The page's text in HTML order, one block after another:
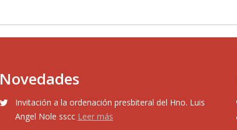
Novedades
Invitación a la ordenación presbiteral del Hno. Luis
Angel Nole sscc Leer más